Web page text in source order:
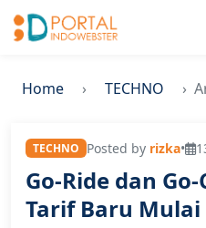
Home TECHNO
TECHNO Posted by rizka•
Go-Ride dan
Tarif Baru